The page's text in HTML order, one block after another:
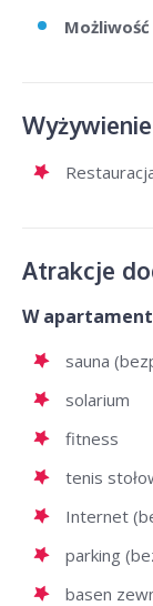
Wyżywienie
Atrakcje
W
sauna
solarium
fitness
tenis
Internet
parking
basen